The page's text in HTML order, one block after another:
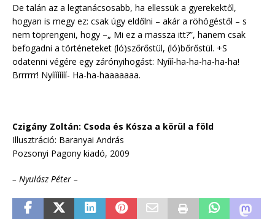
De talán az a legtanácsosabb, ha ellessük a gyerekektől,
hogyan is megy ez: csak úgy eldőlni – akár a röhögéstől – s
nem töprengeni, hogy –„ Mi ez a massza itt?”, hanem csak
befogadni a történeteket (ló)szőrőstül, (ló)bőrőstül. +S
odatenni végére egy zárónyihogást: Nyííí-ha-ha-ha-ha-ha!
Brrrrrr! Nyíííííííí- Ha-ha-haaaaaaa.
Czigány Zoltán: Csoda és Kósza a körül a föld
Illusztráció: Baranyai András
Pozsonyi Pagony kiadó, 2009
– Nyulász Péter –